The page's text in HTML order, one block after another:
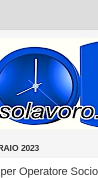
2023
Operatore